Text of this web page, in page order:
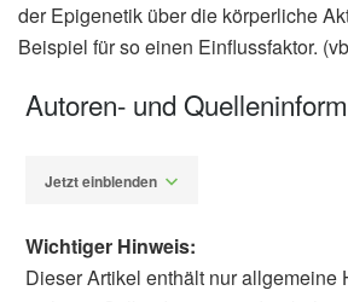
der Epigenetik über die körperliche
Beispiel für so einen Einflussfaktor.
Autoren- und
Jetzt einblenden
Wichtiger Hinweis:
Dieser Artikel enthält nur allgemeine